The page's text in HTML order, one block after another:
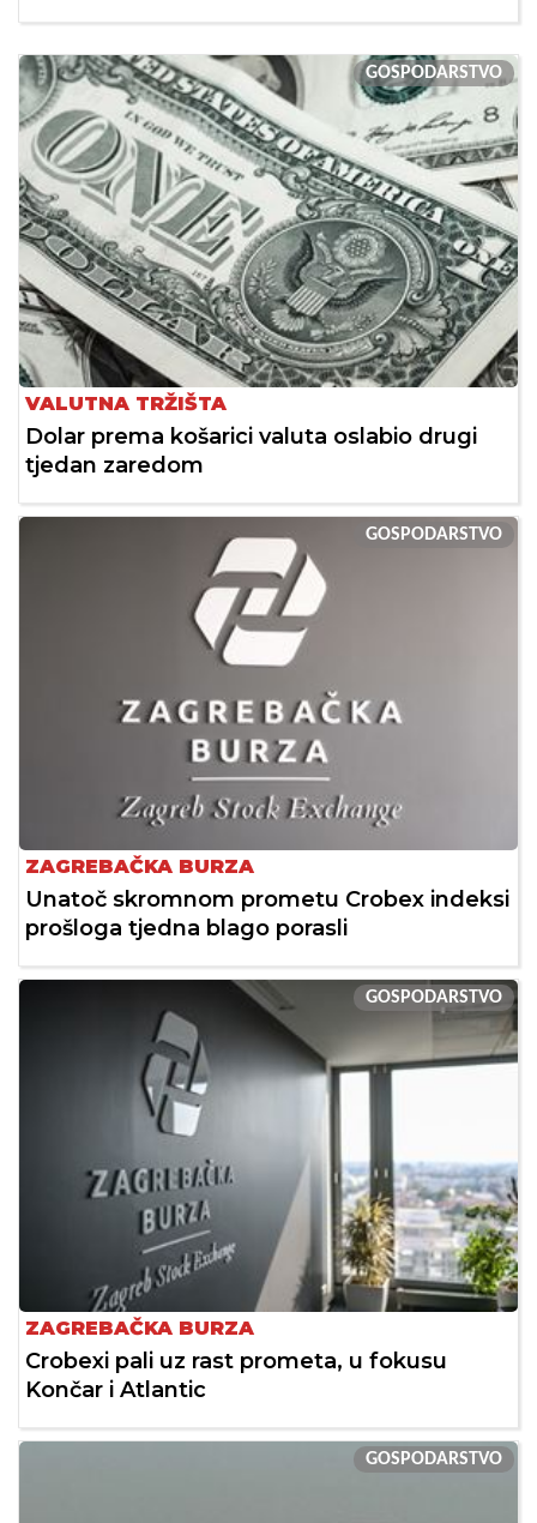
GOSPODARSTVO
VALUTNA TRŽIŠTA
Dolar prema košarici valuta oslabio drugi
tjedan zaredom
GOSPODARSTVO
ZAGREBAČKA BURZA
Unatoč skromnom prometu Crobex indeksi
prošloga tjedna blago porasli
GOSPODARSTVO
ZAGREBAČKA BURZA
Crobexi pali uz rast prometa, u fokusu
Končar i Atlantic
GOSPODARSTVO